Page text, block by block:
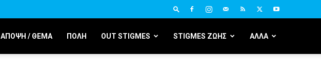
ΑΠΟΨΗ / ΘΕΜΑ ΠΟΛΗ OUT STIGMES STIGMES ΖΩΗΣ ΑΛΛΑ